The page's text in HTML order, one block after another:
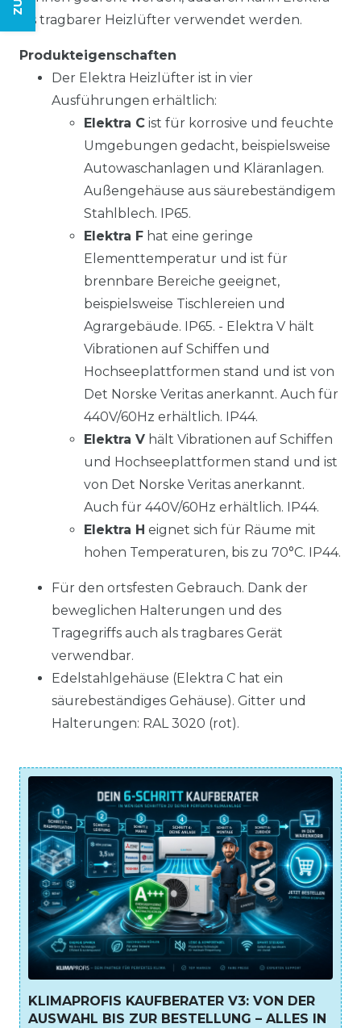
als tragbarer Heizlüfter verwendet werden.
Produkteigenschaften
Der Elektra Heizlüfter ist in vier
Ausführungen erhältlich:
Elektra C ist für korrosive und feuchte
Umgebungen gedacht, beispielsweise
Autowaschanlagen und Kläranlagen.
Außengehäuse aus säurebeständigem
Stahlblech. IP65.
Elektra F hat eine geringe
Elementtemperatur und ist für
brennbare Bereiche geeignet,
beispielsweise Tischlereien und
Agrargebäude. IP65. - Elektra V hält
Vibrationen auf Schiffen und
Hochseeplattformen stand und ist von
Det Norske Veritas anerkannt. Auch für
440V/60Hz erhältlich. IP44.
Elektra V hält Vibrationen auf Schiffen
und Hochseeplattformen stand und ist
von Det Norske Veritas anerkannt.
Auch für 440V/60Hz erhältlich. IP44.
Elektra H eignet sich für Räume mit
hohen Temperaturen, bis zu 70°C. IP44.
Für den ortsfesten Gebrauch. Dank der
beweglichen Halterungen und des
Tragegriffs auch als tragbares Gerät
verwendbar.
Edelstahlgehäuse (Elektra C hat ein
säurebeständiges Gehäuse). Gitter und
Halterungen: RAL 3020 (rot).
KLIMAPROFIS KAUFBERATER V3: VON DER
AUSWAHL BIS ZUR BESTELLUNG – ALLES IN